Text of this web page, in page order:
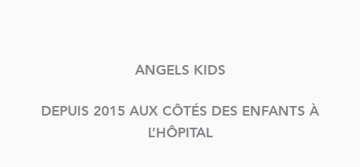
ANGELS KIDS
DEPUIS 2015 AUX CÔTÉS DES ENFANTS À
L’HÔPITAL